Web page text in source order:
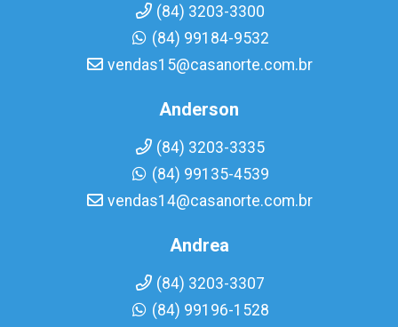
(84) 3203-3300
(84) 99184-9532
vendas15@casanorte.com.br
Anderson
(84) 3203-3335
(84) 99135-4539
vendas14@casanorte.com.br
Andrea
(84) 3203-3307
(84) 99196-1528